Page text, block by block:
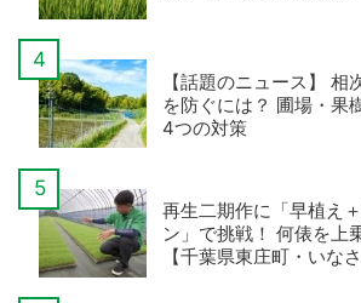
【話題のニュース】 相
を防ぐには？ 圃場・果
4つの対策
再生二期作に「早植え
ン」で挑戦！ 何俵を上
【千葉県東庄町・いな